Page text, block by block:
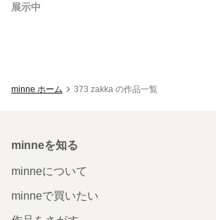
展示中
minne ホーム 373 zakka の作品一覧
minneを知る
minneについて
minneで買いたい